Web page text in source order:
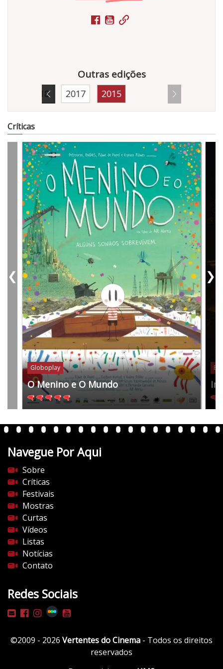
Outras edições
2018 2017 2015
Críticas
Globoplay
O Menino e O Mundo
❮ ❯
Navegue Por Aqui
Sobre
Críticas
Festivais
Mostras
Curtas
Vídeos
Listas
Notícias
Contato
Redes Sociais
©2009 - 2026 Vertentes do Cinema - Todos os direitos
reservados